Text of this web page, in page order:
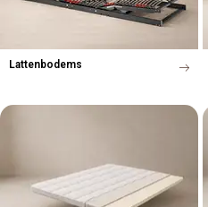
Lattenbodems